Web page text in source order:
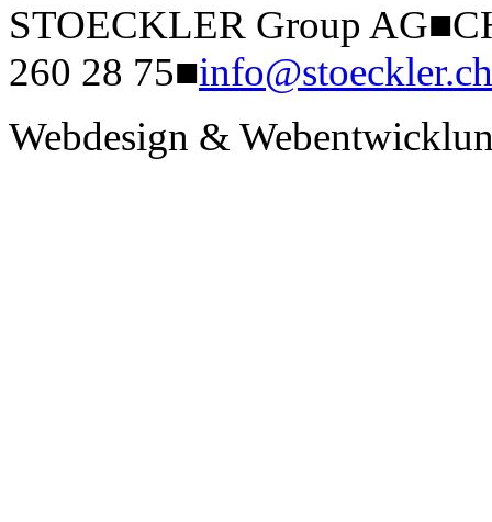
STOECKLER Group AG■
260 28 75■info@stoeckler.ch
Webdesign &